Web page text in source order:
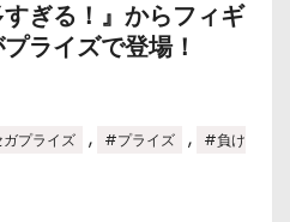
すぎる！』からフィギ
ライズで登場！
プライズ , #プライズ ,
#負け